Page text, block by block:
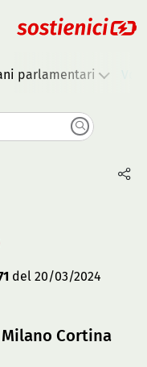
parlamentari
del 20/03/2024
Cortina